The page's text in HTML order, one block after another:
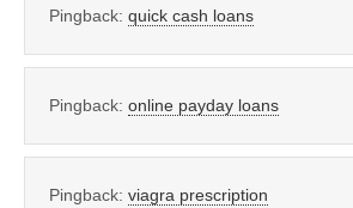
Pingback: quick cash loans
Pingback: online payday loans
Pingback: viagra prescription